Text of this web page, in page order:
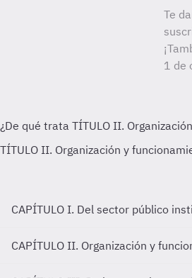
Te
1 de
CAPÍTULO I. Del sector público
CAPÍTULO II. Organización y